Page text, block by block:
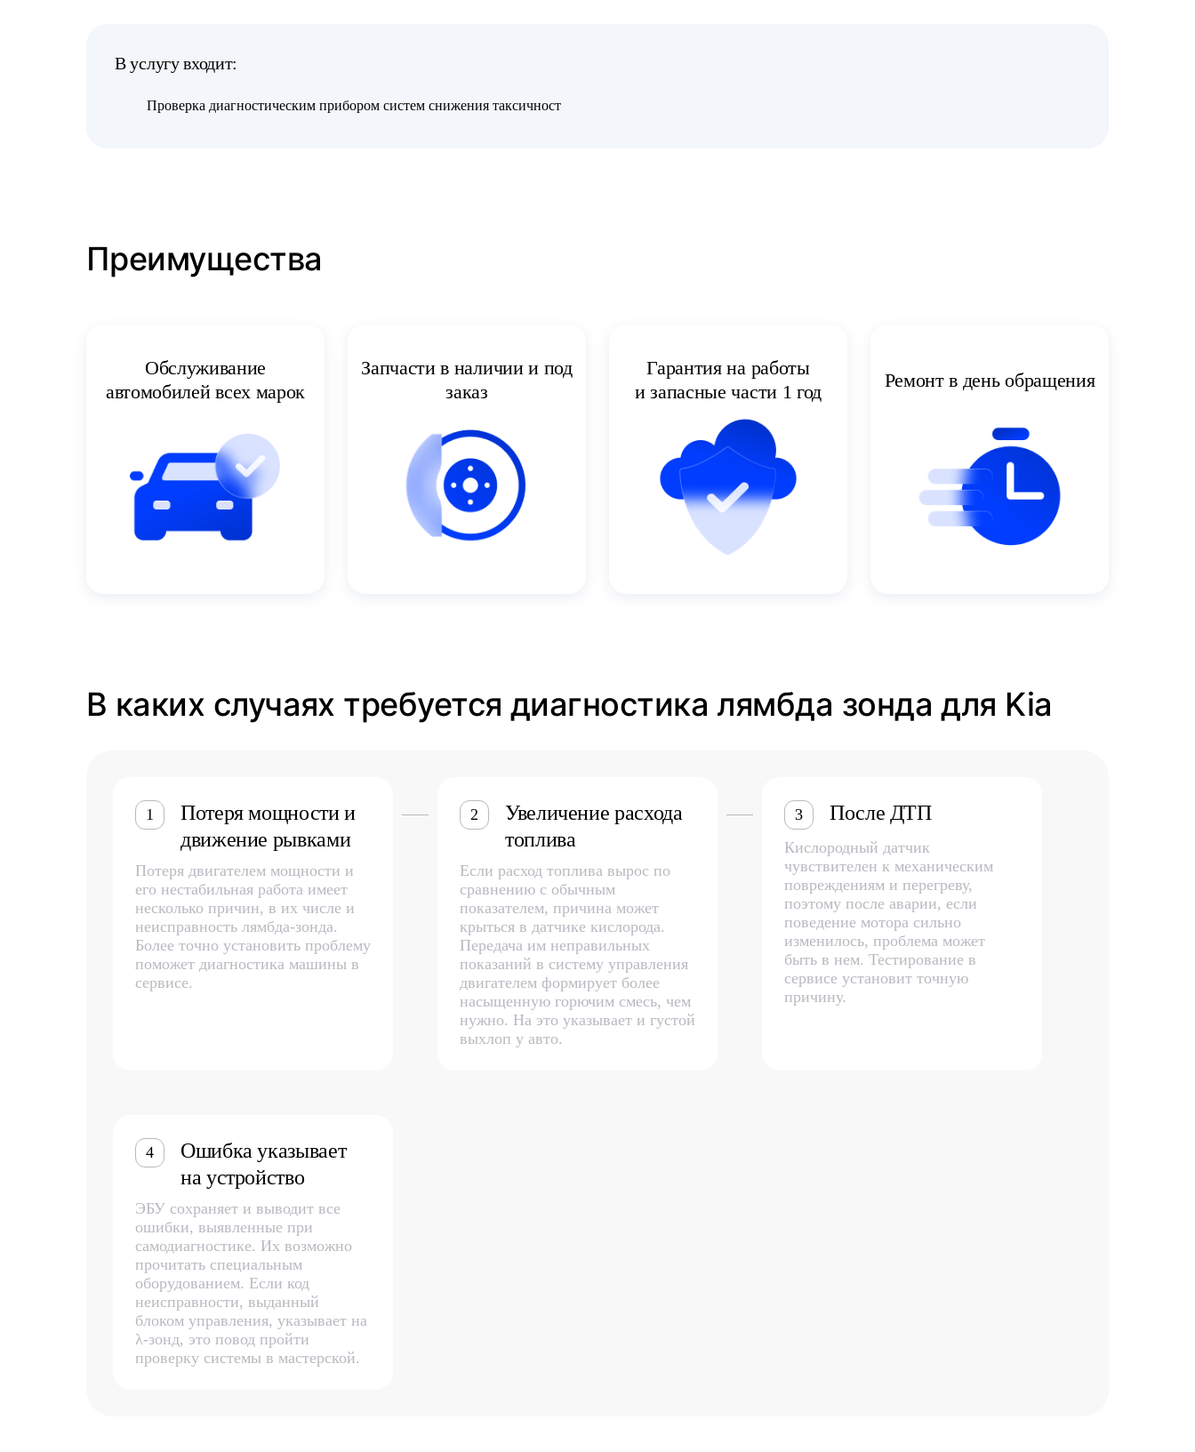
В услугу входит:
Проверка диагностическим прибором систем снижения таксичност
Преимущества
Обслуживание
автомобилей всех марок
Запчасти в наличии и под
заказ
Гарантия на работы
и запасные части 1 год
Ремонт в день обращения
В каких случаях требуется диагностика лямбда зонда для Kia
1
Потеря мощности и
движение рывками
Потеря двигателем мощности и
его нестабильная работа имеет
несколько причин, в их числе и
неисправность лямбда-зонда.
Более точно установить проблему
поможет диагностика машины в
сервисе.
2
Увеличение расхода
топлива
Если расход топлива вырос по
сравнению с обычным
показателем, причина может
крыться в датчике кислорода.
Передача им неправильных
показаний в систему управления
двигателем формирует более
насыщенную горючим смесь, чем
нужно. На это указывает и густой
выхлоп у авто.
3 После ДТП
Кислородный датчик
чувствителен к механическим
повреждениям и перегреву,
поэтому после аварии, если
поведение мотора сильно
изменилось, проблема может
быть в нем. Тестирование в
сервисе установит точную
причину.
4
Ошибка указывает
на устройство
ЭБУ сохраняет и выводит все
ошибки, выявленные при
самодиагностике. Их возможно
прочитать специальным
оборудованием. Если код
неисправности, выданный
блоком управления, указывает на
λ-зонд, это повод пройти
проверку системы в мастерской.